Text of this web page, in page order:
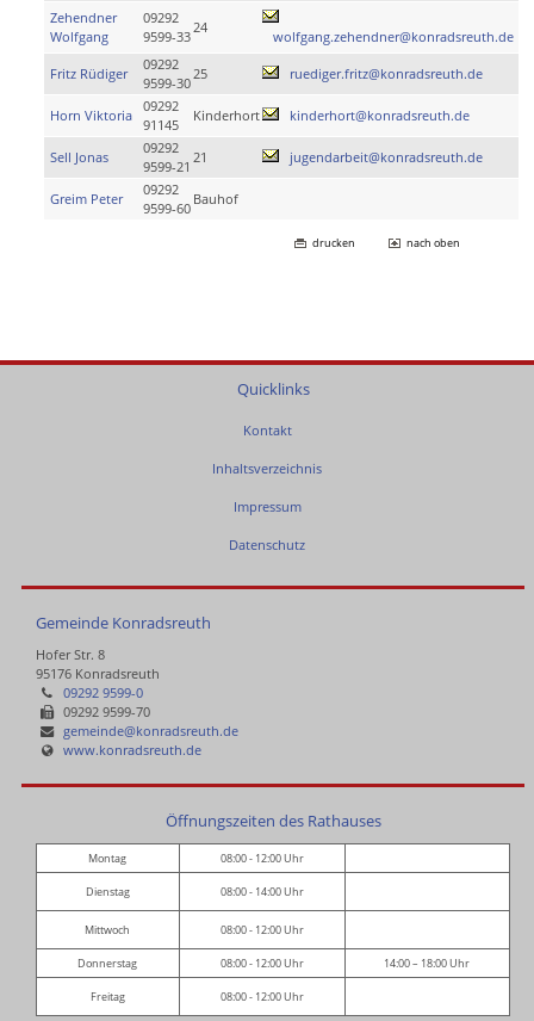
Zehendner
Wolfgang
09292
9599-33
24
wolfgang.zehendner@konradsreuth.de
Fritz Rüdiger
09292
9599-30
25 ruediger.fritz@konradsreuth.de
Horn Viktoria
09292
91145
Kinderhort kinderhort@konradsreuth.de
Sell Jonas
09292
9599-21
21 jugendarbeit@konradsreuth.de
Greim Peter
09292
9599-60
Bauhof
drucken nach oben
Quicklinks
Kontakt
Inhaltsverzeichnis
Impressum
Datenschutz
Gemeinde Konradsreuth
Hofer Str. 8
95176 Konradsreuth
09292 9599-0
09292 9599-70
gemeinde@konradsreuth.de
www.konradsreuth.de
Öffnungszeiten des Rathauses
Montag 08:00 - 12:00 Uhr
Dienstag 08:00 - 14:00 Uhr
Mittwoch 08:00 - 12:00 Uhr
Donnerstag 08:00 - 12:00 Uhr 14:00 – 18:00 Uhr
Freitag 08:00 - 12:00 Uhr